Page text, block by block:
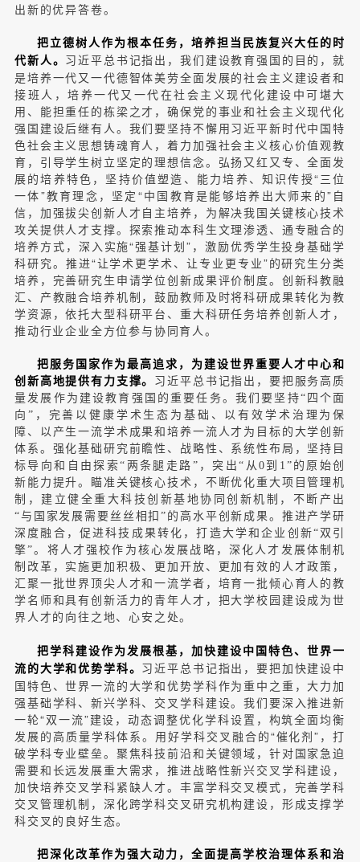
出新的优异答卷。
把立德树人作为根本任务，培养担当民族复兴大任的时
代新人。 习近平总书记指出，我们建设教育强国的目的，就
是培养一代又一代德智体美劳全面发展的社会主义建设者和
接班人，培养一代又一代在社会主义现代化建设中可堪大
用、能担重任的栋梁之才，确保党的事业和社会主义现代化
强国建设后继有人。我们要坚持不懈用习近平新时代中国特
色社会主义思想铸魂育人，着力加强社会主义核心价值观教
育，引导学生树立坚定的理想信念。弘扬又红又专、全面发
展的培养特色，坚持价值塑造、能力培养、知识传授“三位
一体”教育理念，坚定“中国教育是能够培养出大师来的”自
信，加强拔尖创新人才自主培养，为解决我国关键核心技术
攻关提供人才支撑。探索推动本科生文理渗透、通专融合的
培养方式，深入实施“强基计划”，激励优秀学生投身基础学
科研究。推进“让学术更学术、让专业更专业”的研究生分类
培养，完善研究生申请学位创新成果评价制度。创新科教融
汇、产教融合培养机制，鼓励教师及时将科研成果转化为教
学资源，依托大型科研平台、重大科研任务培养创新人才，
推动行业企业全方位参与协同育人。
把服务国家作为最高追求，为建设世界重要人才中心和
创新高地提供有力支撑。 习近平总书记指出，要把服务高质
量发展作为建设教育强国的重要任务。我们要坚持“四个面
向”，完善以健康学术生态为基础、以有效学术治理为保
障、以产生一流学术成果和培养一流人才为目标的大学创新
体系。强化基础研究前瞻性、战略性、系统性布局，坚持目
标导向和自由探索“两条腿走路”，突出“从0到1”的原始创
新能力提升。瞄准关键核心技术，不断优化重大项目管理机
制，建立健全重大科技创新基地协同创新机制，不断产出
“与国家发展需要丝丝相扣”的高水平创新成果。推进产学研
深度融合，促进科技成果转化，打造大学和企业创新“双引
擎”。将人才强校作为核心发展战略，深化人才发展体制机
制改革，实施更加积极、更加开放、更加有效的人才政策，
汇聚一批世界顶尖人才和一流学者，培育一批倾心育人的教
学名师和具有创新活力的青年人才，把大学校园建设成为世
界人才的向往之地、心安之处。
把学科建设作为发展根基，加快建设中国特色、世界一
流的大学和优势学科。 习近平总书记指出，要把加快建设中
国特色、世界一流的大学和优势学科作为重中之重，大力加
强基础学科、新兴学科、交叉学科建设。我们要深入推进新
一轮“双一流”建设，动态调整优化学科设置，构筑全面均衡
发展的高质量学科体系。用好学科交叉融合的“催化剂”，打
破学科专业壁垒。聚焦科技前沿和关键领域，针对国家急迫
需要和长远发展重大需求，推进战略性新兴交叉学科建设，
加快培养交叉学科紧缺人才。丰富学科交叉模式，完善学科
交叉管理机制，深化跨学科交叉研究机构建设，形成支撑学
科交叉的良好生态。
把深化改革作为强大动力，全面提高学校治理体系和治